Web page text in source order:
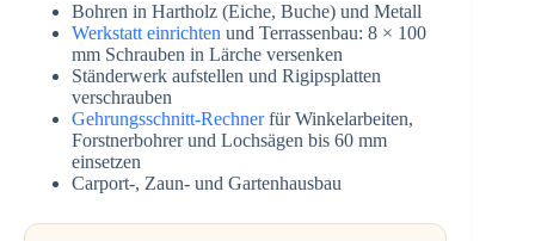
Bohren in Hartholz (Eiche, Buche) und Metall
Werkstatt einrichten und Terrassenbau: 8 × 100
mm Schrauben in Lärche versenken
Ständerwerk aufstellen und Rigipsplatten
verschrauben
Gehrungsschnitt-Rechnerfür Winkelarbeiten,
Forstnerbohrer und Lochsägen bis 60 mm
einsetzen
Carport-, Zaun- und Gartenhausbau